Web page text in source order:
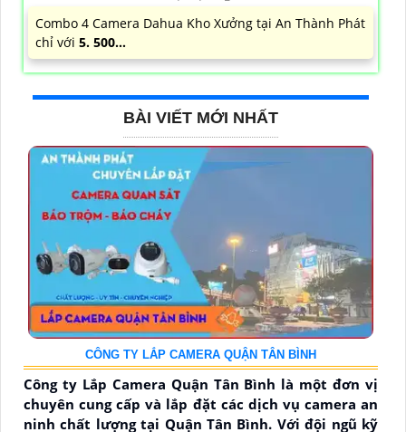
Combo 4 Camera Dahua Kho Xưởng tại An Thành Phát
chỉ với 5. 500...
BÀI VIẾT MỚI NHẤT
CÔNG TY LẮP CAMERA QUẬN TÂN BÌNH
Công ty Lắp Camera Quận Tân Bình là một đơn vị
chuyên cung cấp và lắp đặt các dịch vụ camera an
ninh chất lượng tại Quận Tân Bình. Với đội ngũ kỹ